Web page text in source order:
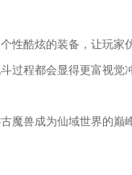
酷炫的装备，让玩家
程都会显得更富视觉
兽成为仙域世界的巅